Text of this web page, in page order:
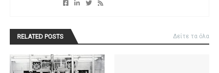
RELATED POSTS Δείτε τα όλα